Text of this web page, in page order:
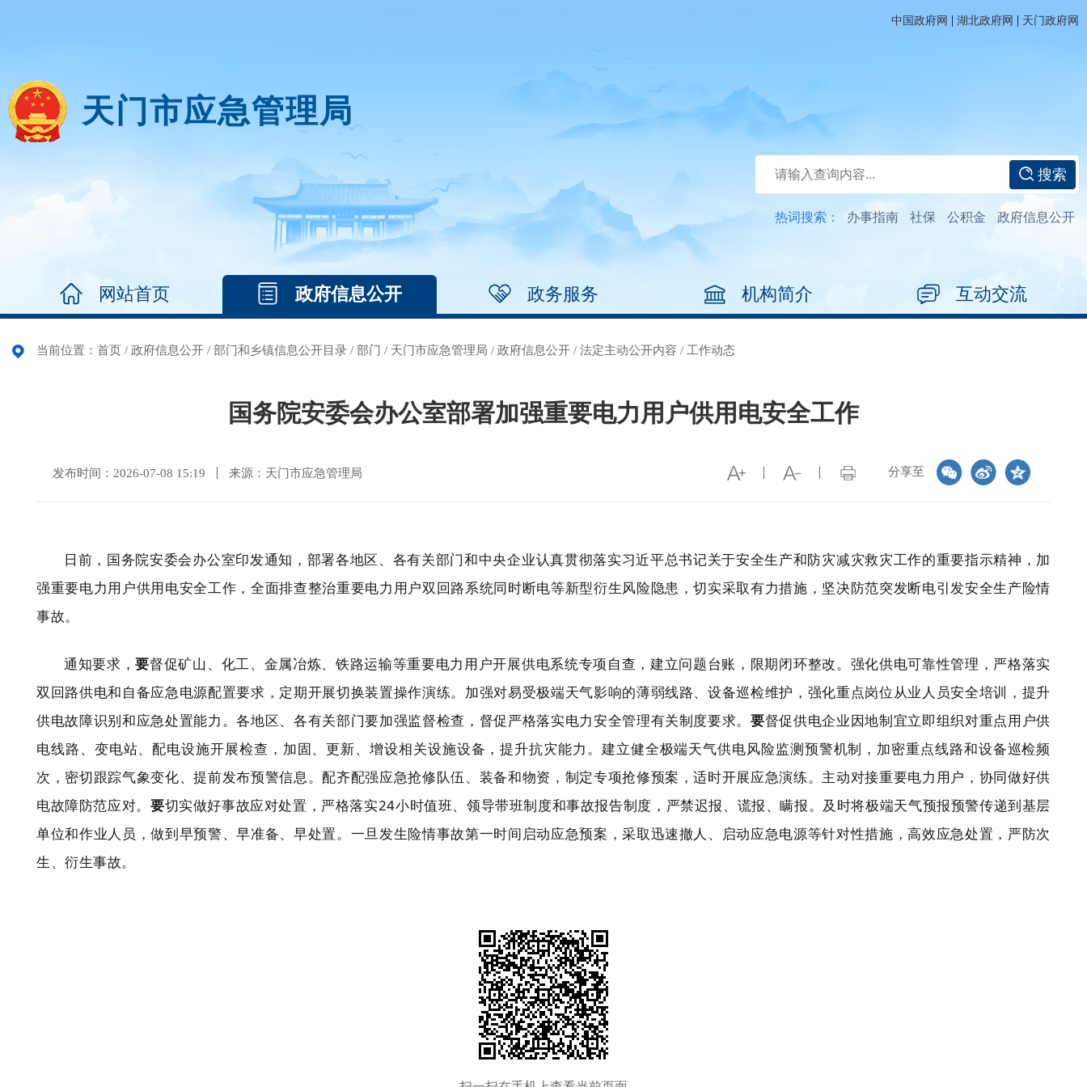
中国政府网 | 湖北政府网 | 天门政府网
天门市应急管理局
搜索
热词搜索： 办事指南 社保 公积金 政府信息公开
网站首页 政府信息公开 政务服务 机构简介 互动交流
当前位置： 首页 / 政府信息公开 / 部门和乡镇信息公开目录 / 部门 / 天门市应急管理局 / 政府信息公开 / 法定主动公开内容 / 工作动态
国务院安委会办公室部署加强重要电力用户供用电安全工作
分享至
发布时间：2026-07-08 15:19 来源：天门市应急管理局
日前，国务院安委会办公室印发通知，部署各地区、各有关部门和中央企业认真贯彻落实习近平总书记关于安全生产和防灾减灾救灾工作的重要指示精神，加
强重要电力用户供用电安全工作，全面排查整治重要电力用户双回路系统同时断电等新型衍生风险隐患，切实采取有力措施，坚决防范突发断电引发安全生产险情
事故。
通知要求，要督促矿山、化工、金属冶炼、铁路运输等重要电力用户开展供电系统专项自查，建立问题台账，限期闭环整改。强化供电可靠性管理，严格落实
双回路供电和自备应急电源配置要求，定期开展切换装置操作演练。加强对易受极端天气影响的薄弱线路、设备巡检维护，强化重点岗位从业人员安全培训，提升
供电故障识别和应急处置能力。各地区、各有关部门要加强监督检查，督促严格落实电力安全管理有关制度要求。要督促供电企业因地制宜立即组织对重点用户供
电线路、变电站、配电设施开展检查，加固、更新、增设相关设施设备，提升抗灾能力。建立健全极端天气供电风险监测预警机制，加密重点线路和设备巡检频
次，密切跟踪气象变化、提前发布预警信息。配齐配强应急抢修队伍、装备和物资，制定专项抢修预案，适时开展应急演练。主动对接重要电力用户，协同做好供
电故障防范应对。 要切实做好事故应对处置，严格落实24小时值班、领导带班制度和事故报告制度，严禁迟报、谎报、瞒报。及时将极端天气预报预警传递到基层
单位和作业人员，做到早预警、早准备、早处置。一旦发生险情事故第一时间启动应急预案，采取迅速撤人、启动应急电源等针对性措施，高效应急处置，严防次
生、衍生事故。